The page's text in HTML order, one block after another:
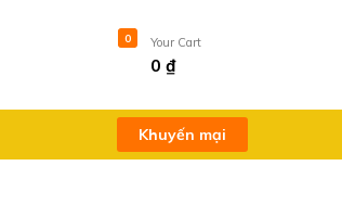
0 Your Cart
0 ₫
Khuyến mại